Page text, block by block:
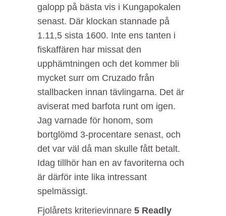
galopp på bästa vis i Kungapokalen
senast. Där klockan stannade på
1.11,5 sista 1600. Inte ens tanten i
fiskaffären har missat den
upphämtningen och det kommer bli
mycket surr om Cruzado från
stallbacken innan tävlingarna. Det är
aviserat med barfota runt om igen.
Jag varnade för honom, som
bortglömd 3-procentare senast, och
det var väl då man skulle fått betalt.
Idag tillhör han en av favoriterna och
är därför inte lika intressant
spelmässigt.
Fjolårets kriterievinnare 5 Readly